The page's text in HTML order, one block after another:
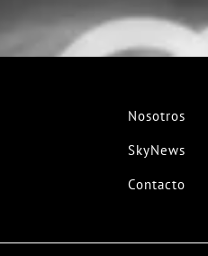
Nosotros
SkyNews
Contacto